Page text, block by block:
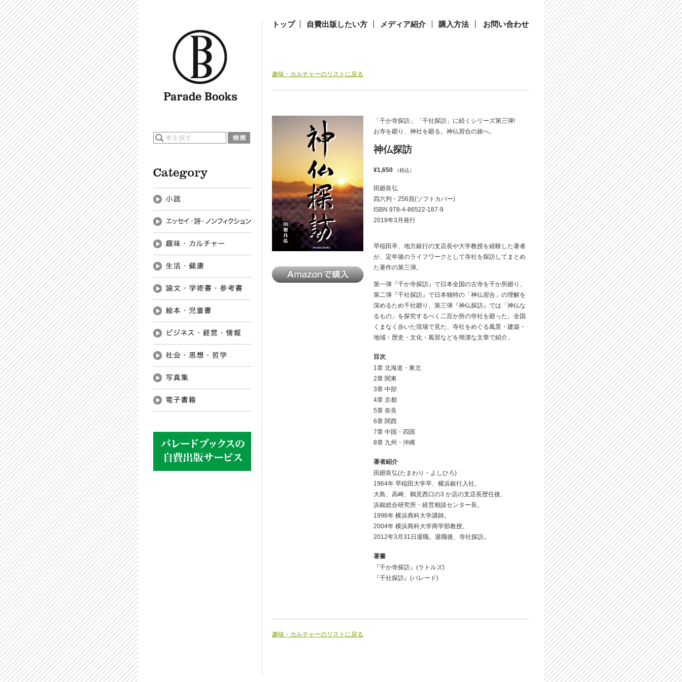
トップ 自費出版したい方 メディア紹介 購入方法 お問い合わせ
趣味・カルチャーのリストに戻る
「千か寺探訪」「千社探訪」に続くシリーズ第三弾!
お寺を廻り、神社を廻る。神仏習合の旅へ。
神仏探訪
¥1,650 （税込）
田廻良弘
四六判・256頁(ソフトカバー)
ISBN 978-4-86522-187-9
2019年3月発行
早稲田卒、地方銀行の支店長や大学教授を経験した著者
が、定年後のライフワークとして寺社を探訪してまとめ
た著作の第三弾。
第一弾『千か寺探訪』で日本全国の古寺を千か所廻り、
第二弾『千社探訪』で日本独特の「神仏習合」の理解を
深めるため千社廻り、第三弾『神仏探訪』では「神仏な
るもの」を探究するべく二百か所の寺社を廻った。全国
くまなく歩いた現場で見た、寺社をめぐる風景・建築・
地域・歴史・文化・風習などを簡潔な文章で紹介。
目次
1章 北海道・東北
2章 関東
3章 中部
4章 京都
5章 奈良
6章 関西
7章 中国・四国
8章 九州・沖縄
著者紹介
田廻良弘(たまわり・よしひろ)
1964年 早稲田大学卒、横浜銀行入社。
大島、高崎、鶴見西口の3 か店の支店長歴任後、
浜銀総合研究所・経営相談センター長。
1996年 横浜商科大学講師。
2004年 横浜商科大学商学部教授。
2012年3月31日退職。退職後、寺社探訪。
著書
『千か寺探訪』(ラトルズ)
『千社探訪』(パレード)
趣味・カルチャーのリストに戻る